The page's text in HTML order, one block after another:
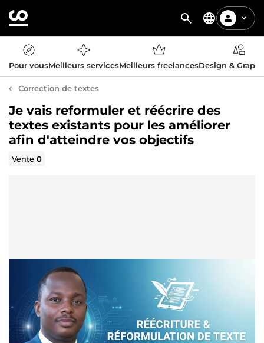
Pour vousMeilleurs servicesMeilleurs freelancesDesign &
Correction de textes
Je vais reformuler et réécrire des
textes existants pour les améliorer
afin d'atteindre vos objectifs
Vente0